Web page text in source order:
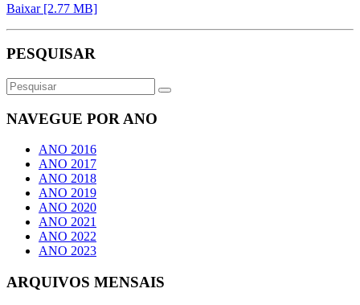
Baixar [2.77 MB]
PESQUISAR
NAVEGUE POR ANO
ANO 2016
ANO 2017
ANO 2018
ANO 2019
ANO 2020
ANO 2021
ANO 2022
ANO 2023
ARQUIVOS MENSAIS